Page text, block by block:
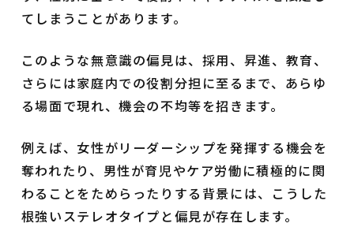
てしまうことがあります。
このような無意識の偏見は、採用、昇進、教育、
さらには家庭内での役割分担に至るまで、あらゆ
る場面で現れ、機会の不均等を招きます。
例えば、女性がリーダーシップを発揮する機会を
奪われたり、男性が育児やケア労働に積極的に関
わることをためらったりする背景には、こうした
根強いステレオタイプと偏見が存在します。